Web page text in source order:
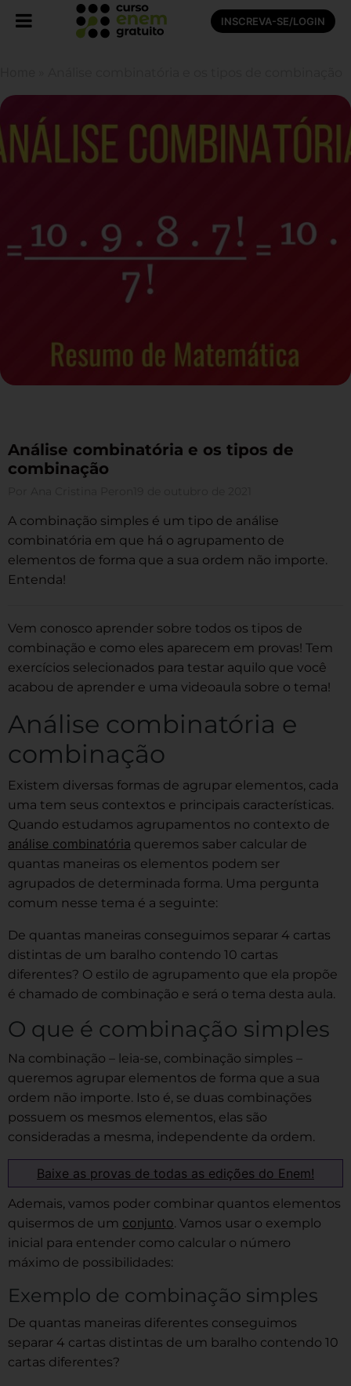
INSCREVA-SE/LOGIN
Análise combinatória e os tipos de
combinação
A combinação simples é um tipo de análise
combinatória em que há o agrupamento de
elementos de forma que a sua ordem não importe.
Entenda!
Vem conosco aprender sobre todos os tipos de
combinação e como eles aparecem em provas! Tem
exercícios selecionados para testar aquilo que você
acabou de aprender e uma videoaula sobre o tema!
Análise combinatória e
combinação
Existem diversas formas de agrupar elementos, cada
uma tem seus contextos e principais características.
Quando estudamos agrupamentos no contexto de
análise combinatória queremos saber calcular de
quantas maneiras os elementos podem ser
agrupados de determinada forma. Uma pergunta
comum nesse tema é a seguinte:
De quantas maneiras conseguimos separar 4 cartas
distintas de um baralho contendo 10 cartas
diferentes? O estilo de agrupamento que ela propõe
é chamado de combinação e será o tema desta aula.
O que é combinação simples
Na combinação – leia-se, combinação simples –
queremos agrupar elementos de forma que a sua
ordem não importe. Isto é, se duas combinações
possuem os mesmos elementos, elas são
consideradas a mesma, independente da ordem.
Baixe as provas de todas as edições do Enem!
Ademais, vamos poder combinar quantos elementos
quisermos de um conjunto. Vamos usar o exemplo
inicial para entender como calcular o número
máximo de possibilidades:
Exemplo de combinação simples
De quantas maneiras diferentes conseguimos
separar 4 cartas distintas de um baralho contendo 10
cartas diferentes?